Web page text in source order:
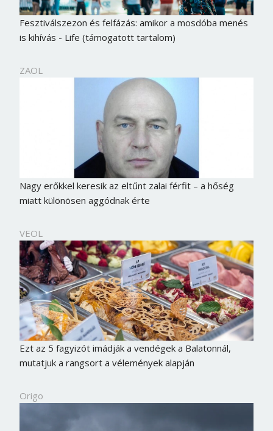
Fesztiválszezon és felfázás: amikor a mosdóba menés
is kihívás - Life (támogatott tartalom)
ZAOL
Nagy erőkkel keresik az eltűnt zalai férfit – a hőség
miatt különösen aggódnak érte
VEOL
Ezt az 5 fagyizót imádják a vendégek a Balatonnál,
mutatjuk a rangsort a vélemények alapján
Origo
Borsonline bejelentkezés
E-mail cím vagy felhasználónév